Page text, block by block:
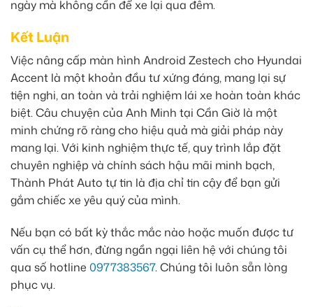
ngày mà không cần để xe lại qua đêm.
Kết Luận
Việc nâng cấp màn hình Android Zestech cho Hyundai
Accent là một khoản đầu tư xứng đáng, mang lại sự
tiện nghi, an toàn và trải nghiệm lái xe hoàn toàn khác
biệt. Câu chuyện của Anh Minh tại Cần Giờ là một
minh chứng rõ ràng cho hiệu quả mà giải pháp này
mang lại. Với kinh nghiệm thực tế, quy trình lắp đặt
chuyên nghiệp và chính sách hậu mãi minh bạch,
Thành Phát Auto tự tin là địa chỉ tin cậy để bạn gửi
gắm chiếc xe yêu quý của mình.
Nếu bạn có bất kỳ thắc mắc nào hoặc muốn được tư
vấn cụ thể hơn, đừng ngần ngại liên hệ với chúng tôi
qua số hotline 0977383567. Chúng tôi luôn sẵn lòng
phục vụ.